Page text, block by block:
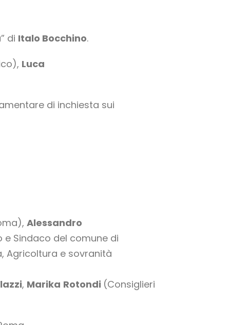
di Italo Bocchino.
Luca
di inchiesta sui
Alessandro
e Sindaco del comune di
Agricoltura e sovranità
, Marika Rotondi (Consiglieri